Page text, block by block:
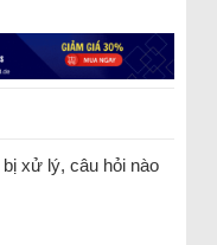
xử lý, câu hỏi nào